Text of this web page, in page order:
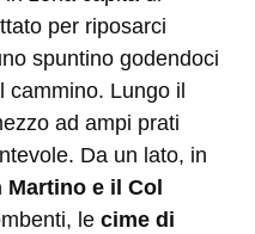
per riposarci
spuntino godendoci
Lungo il
ad ampi prati
Da un lato, in
Martino e il Col
le cime di